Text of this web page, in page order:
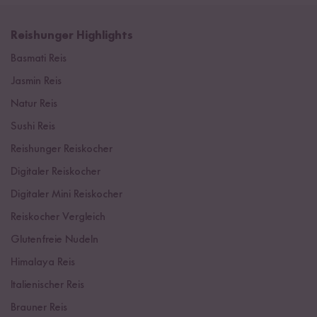
Reishunger Highlights
Basmati Reis
Jasmin Reis
Natur Reis
Sushi Reis
Reishunger Reiskocher
Digitaler Reiskocher
Digitaler Mini Reiskocher
Reiskocher Vergleich
Glutenfreie Nudeln
Himalaya Reis
Italienischer Reis
Brauner Reis